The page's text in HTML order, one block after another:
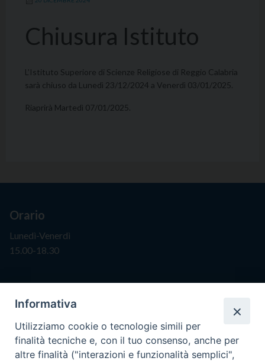
Chiusura Istituto
L’Istituto Superiore di Scienze Religiose di Reggio Calabria
sarà chiuso da Lunedì 23/12/2024 a Venerdì 03/01/2025.
Riaprirà Martedì 07/01/2025.
Tel. 0965593575
Fax 0965597484
Orario
Lunedì-Venerdì
15.00-18.30
Informativa
Utilizziamo cookie o tecnologie simili per
finalità tecniche e, con il tuo consenso, anche per
altre finalità ("interazioni e funzionalità semplici",